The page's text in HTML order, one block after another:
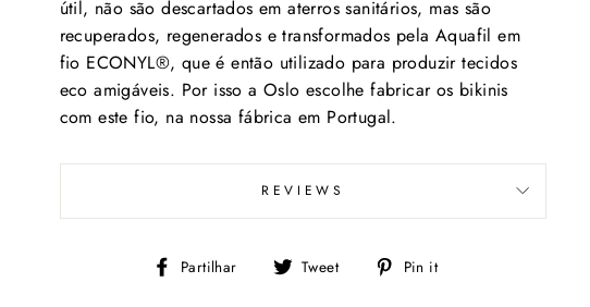
útil, não são descartados em aterros sanitários, mas são
recuperados, regenerados e transformados pela Aquafil em
fio ECONYL®️, que é então utilizado para produzir tecidos
eco amigáveis. Por isso a Oslo escolhe fabricar os bikinis
com este fio, na nossa fábrica em Portugal.
REVIEWS
Partilhar
PartilheTweet Tweet Pin it